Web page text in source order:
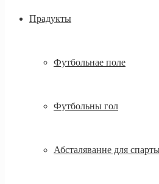
Прадукты
Футбольнае поле
Футбольны гол
Абсталяванне для